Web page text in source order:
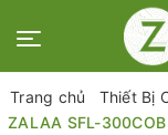
Trang chủ Thiết Bị
ZALAA SFL-